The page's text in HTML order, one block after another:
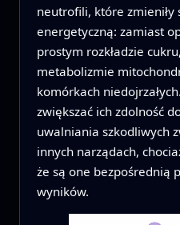
neutrofili, które zmieniły
energetyczną: zamiast
prostym rozkładzie
metabolizmie
komórkach
zwiększać ich zdolność
uwalniania szkodliwych
innych narządach,
że są one bezpośrednią
wyników.